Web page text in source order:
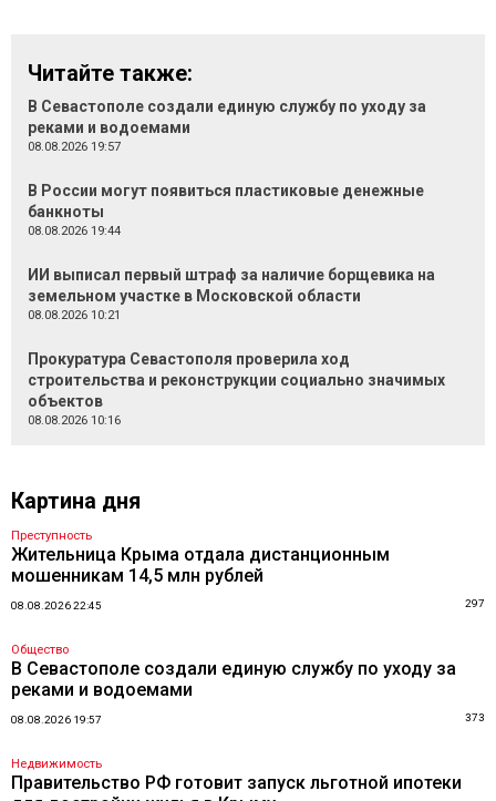
Читайте также:
В Севастополе создали единую службу по уходу за
реками и водоемами
08.08.2026 19:57
В России могут появиться пластиковые денежные
банкноты
08.08.2026 19:44
ИИ выписал первый штраф за наличие борщевика на
земельном участке в Московской области
08.08.2026 10:21
Прокуратура Севастополя проверила ход
строительства и реконструкции социально значимых
объектов
08.08.2026 10:16
Картина дня
Преступность
Жительница Крыма отдала дистанционным
мошенникам 14,5 млн рублей
08.08.2026 22:45 297
Общество
В Севастополе создали единую службу по уходу за
реками и водоемами
08.08.2026 19:57 373
Недвижимость
Правительство РФ готовит запуск льготной ипотеки